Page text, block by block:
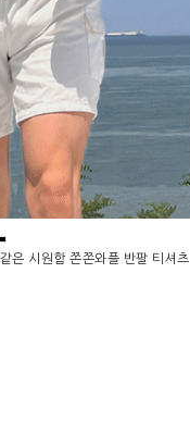
은 시원함 쫀쫀와플 반팔 티셔츠